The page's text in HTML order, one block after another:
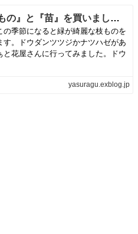
こんな『枝もの』と『苗』を買いました♪ | おだやかなとき
の季節になると緑が綺麗な枝ものを
す。ドウダンツツジかナツハゼがあ
と花屋さんに行ってみました。ドウ
yasuragu.exblog.jp